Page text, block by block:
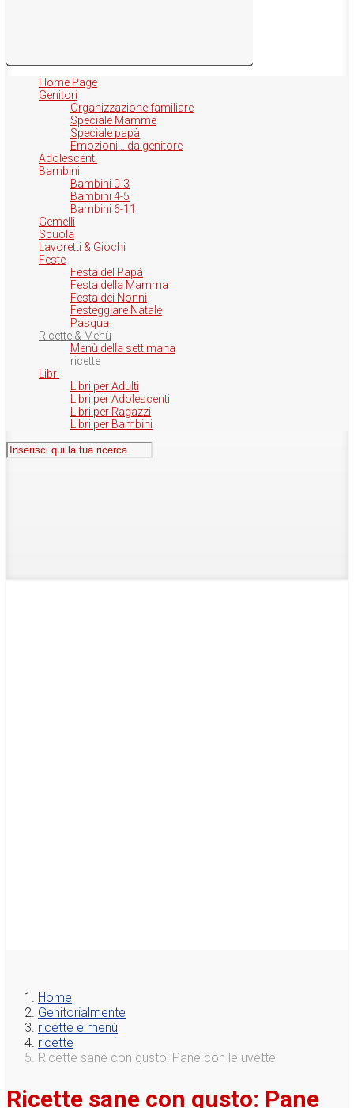
Home Page
Genitori
Organizzazione familiare
Speciale Mamme
Speciale papà
Emozioni… da genitore
Adolescenti
Bambini
Bambini 0-3
Bambini 4-5
Bambini 6-11
Gemelli
Scuola
Lavoretti & Giochi
Feste
Festa del Papà
Festa della Mamma
Festa dei Nonni
Festeggiare Natale
Pasqua
Ricette & Menù
Menù della settimana
ricette
Libri
Libri per Adulti
Libri per Adolescenti
Libri per Ragazzi
Libri per Bambini
Home
Genitorialmente
ricette e menù
ricette
Ricette sane con gusto: Pane con le uvette
Ricette sane con gusto: Pane